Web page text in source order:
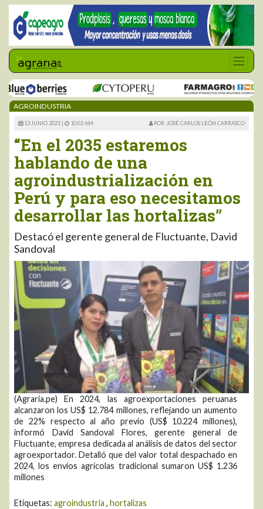
AGROINDUSTRIA
13 JUNIO 2025 | 10:02 AM POR: JOSÉ CARLOS LEÓN CARRASCO
“En el 2035 estaremos
hablando de una
agroindustrialización en
Perú y para eso necesitamos
desarrollar las hortalizas”
Destacó el gerente general de Fluctuante, David
Sandoval
(Agraria.pe) En 2024, las agroexportaciones peruanas
alcanzaron los US$ 12.784 millones, reflejando un aumento
de 22% respecto al año previo (US$ 10.224 millones),
informó David Sandoval Flores, gerente general de
Fluctuante, empresa dedicada al análisis de datos del sector
agroexportador. Detalló que del valor total despachado en
2024, los envíos agrícolas tradicional sumaron US$ 1.236
millones
Etiquetas: agroindustria , hortalizas